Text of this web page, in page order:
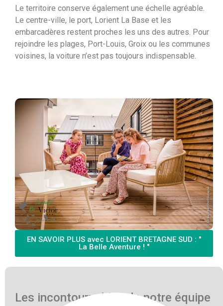
Le territoire conserve également une échelle agréable.
Le centre-ville, le port, Lorient La Base et les
embarcadères restent proches les uns des autres. Pour
rejoindre les plages, Port-Louis, Groix ou les communes
voisines, la voiture n’est pas toujours indispensable.
EN SAVOIR PLUS avec LORIENT BRETAGNE SUD : "
La Belle Aventure ! "
Les incontournables de notre équipe